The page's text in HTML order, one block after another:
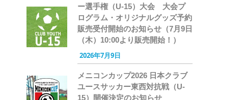
ー選手権（U-15）大会 大会プ
ログラム・オリジナルグッズ予約
販売受付開始のお知らせ（7月9日
（木）10:00より販売開始！）
2026年7月9日
メニコンカップ2026 日本クラブ
ユースサッカー東西対抗戦（U-
15）開催決定のお知らせ